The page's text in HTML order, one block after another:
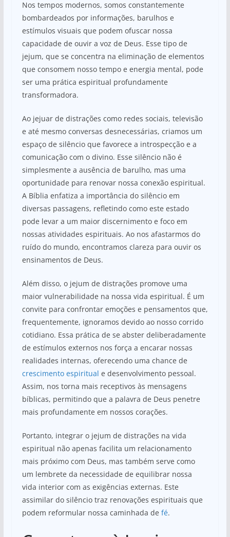
Nos tempos modernos, somos constantemente
bombardeados por informações, barulhos e
estímulos visuais que podem ofuscar nossa
capacidade de ouvir a voz de Deus. Esse tipo de
jejum, que se concentra na eliminação de elementos
que consomem nosso tempo e energia mental, pode
ser uma prática espiritual profundamente
transformadora.
Ao jejuar de distrações como redes sociais, televisão
e até mesmo conversas desnecessárias, criamos um
espaço de silêncio que favorece a introspecção e a
comunicação com o divino. Esse silêncio não é
simplesmente a ausência de barulho, mas uma
oportunidade para renovar nossa conexão espiritual.
A Bíblia enfatiza a importância do silêncio em
diversas passagens, refletindo como este estado
pode levar a um maior discernimento e foco em
nossas atividades espirituais. Ao nos afastarmos do
ruído do mundo, encontramos clareza para ouvir os
ensinamentos de Deus.
Além disso, o jejum de distrações promove uma
maior vulnerabilidade na nossa vida espiritual. É um
convite para confrontar emoções e pensamentos que,
frequentemente, ignoramos devido ao nosso corrido
cotidiano. Essa prática de se abster deliberadamente
de estímulos externos nos força a encarar nossas
realidades internas, oferecendo uma chance de
crescimento espiritual e desenvolvimento pessoal.
Assim, nos torna mais receptivos às mensagens
bíblicas, permitindo que a palavra de Deus penetre
mais profundamente em nossos corações.
Portanto, integrar o jejum de distrações na vida
espiritual não apenas facilita um relacionamento
mais próximo com Deus, mas também serve como
um lembrete da necessidade de equilibrar nossa
vida interior com as exigências externas. Este
assimilar do silêncio traz renovações espirituais que
podem reformular nossa caminhada de fé.